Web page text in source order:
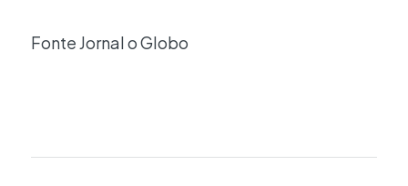
Fonte Jornal o Globo